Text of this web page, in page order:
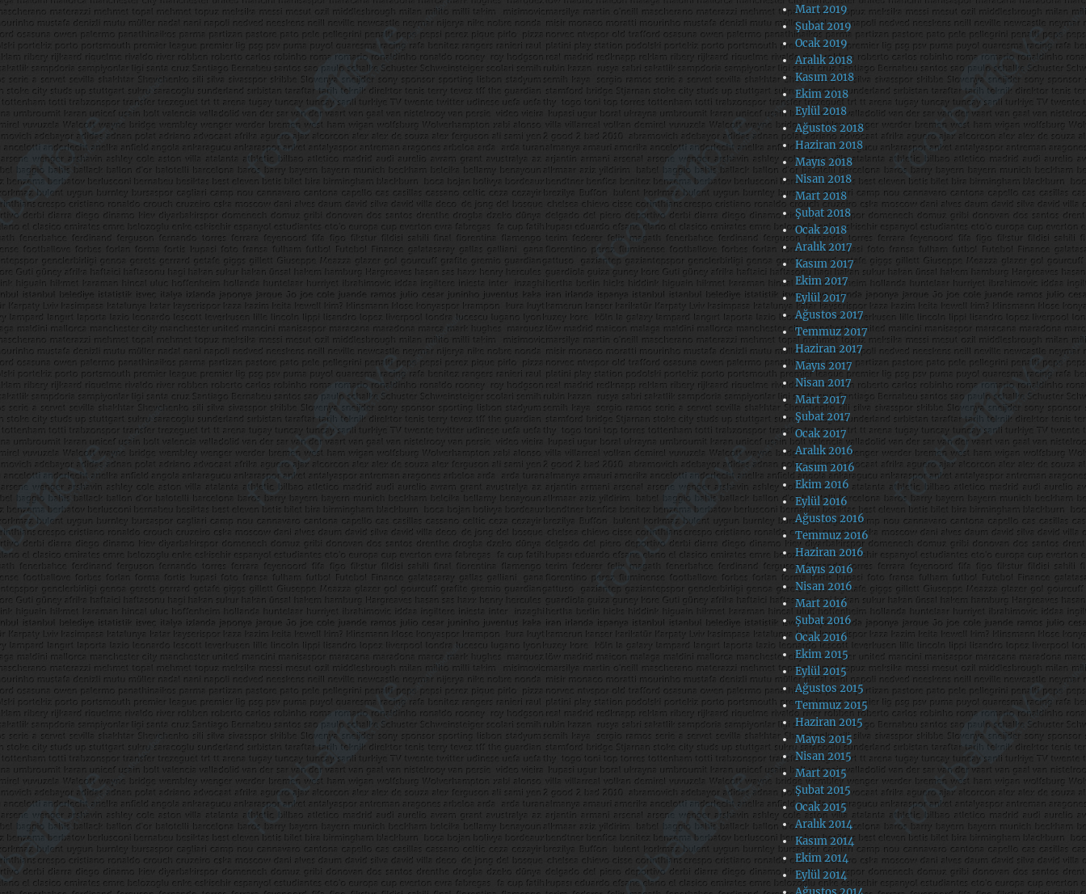
Mart 2019
Şubat 2019
Ocak 2019
Aralık 2018
Kasım 2018
Ekim 2018
Eylül 2018
Ağustos 2018
Haziran 2018
Mayıs 2018
Nisan 2018
Mart 2018
Şubat 2018
Ocak 2018
Aralık 2017
Kasım 2017
Ekim 2017
Eylül 2017
Ağustos 2017
Temmuz 2017
Haziran 2017
Mayıs 2017
Nisan 2017
Mart 2017
Şubat 2017
Ocak 2017
Aralık 2016
Kasım 2016
Ekim 2016
Eylül 2016
Ağustos 2016
Temmuz 2016
Haziran 2016
Mayıs 2016
Nisan 2016
Mart 2016
Şubat 2016
Ocak 2016
Ekim 2015
Eylül 2015
Ağustos 2015
Temmuz 2015
Haziran 2015
Mayıs 2015
Nisan 2015
Mart 2015
Şubat 2015
Ocak 2015
Aralık 2014
Kasım 2014
Ekim 2014
Eylül 2014